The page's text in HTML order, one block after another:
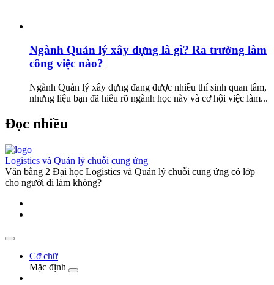
Ngành Quản lý xây dựng là gì? Ra trường làm
công việc nào?
Ngành Quản lý xây dựng đang được nhiều thí sinh quan tâm,
nhưng liệu bạn đã hiểu rõ ngành học này và cơ hội việc làm...
Đọc nhiều
Logistics và Quản lý chuỗi cung ứng
Văn bằng 2 Đại học Logistics và Quản lý chuỗi cung ứng có lớp
cho người đi làm không?
Cỡ chữ
Mặc định